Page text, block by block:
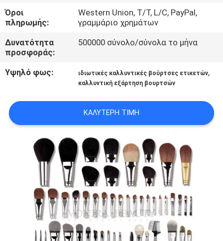
Όροι
πληρωμής:
Western Union, T/T, L/C, PayPal,
γραμμάριο χρημάτων
Δυνατότητα
προσφοράς:
500000 σύνολο/σύνολα το μήνα
Υψηλό φως: ιδιωτικές καλλυντικές βούρτσες ετικετών,
καλλυντική εξάρτηση βουρτσών
ΚΑΛΎΤΕΡΗ ΤΙΜΉ